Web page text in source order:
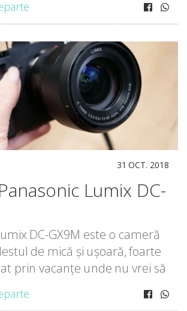
fac […]
31 OCT. 2018
Lumix DC-
DC-GX9M este o cameră
de mică și ușoară, foarte
prin vacanțe unde nu vrei să
E […]